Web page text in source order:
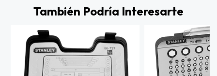
También Podría Interesarte